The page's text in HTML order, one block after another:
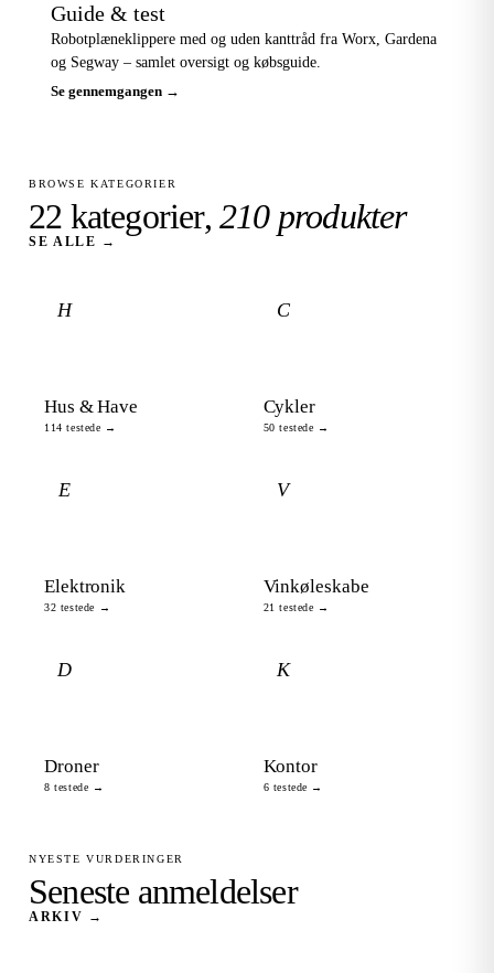
Guide & test
Robotplæneklippere med og uden kanttråd fra Worx, Gardena
og Segway – samlet oversigt og købsguide.
Se gennemgangen →
BROWSE KATEGORIER
22 kategorier, 210 produkter
SE ALLE →
H
Hus & Have
114 testede →
C
Cykler
50 testede →
E
Elektronik
32 testede →
V
Vinkøleskabe
21 testede →
D
Droner
8 testede →
K
Kontor
6 testede →
NYESTE VURDERINGER
Seneste anmeldelser
ARKIV →